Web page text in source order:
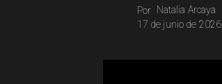
Natalia Arcaya
Por
17 de junio de 2026